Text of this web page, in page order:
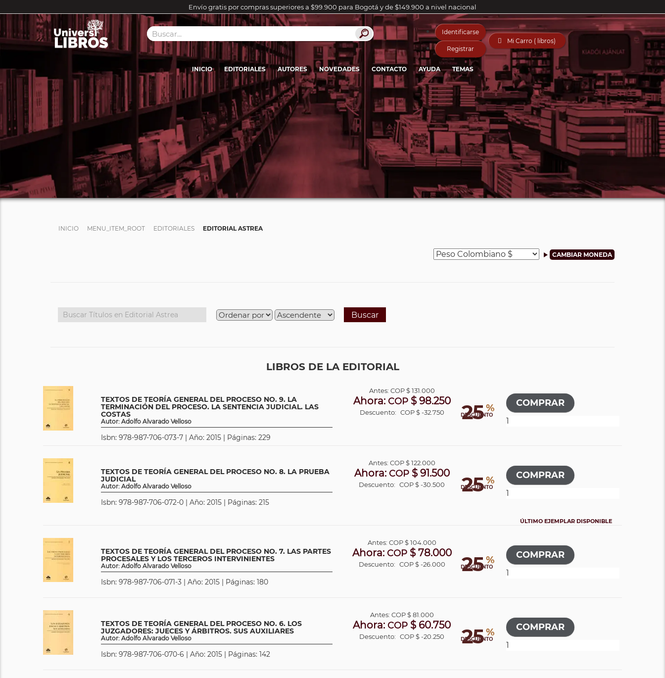
Envío gratis por compras superiores a $99.900 para Bogotá y de $149.900 a nivel nacional
Identificarse
Registrar
 Mi Carro ( libros)
INICIO EDITORIALES AUTORES NOVEDADES CONTACTO AYUDA TEMAS
INICIO MENU_ITEM_ROOT EDITORIALES EDITORIAL ASTREA
Buscar
LIBROS DE LA EDITORIAL
TEXTOS DE TEORÍA GENERAL DEL PROCESO NO. 9. LA
TERMINACIÓN DEL PROCESO. LA SENTENCIA JUDICIAL. LAS
COSTAS
Autor: Adolfo Alvarado Velloso
Isbn: 978-987-706-073-7 | Año: 2015 | Páginas: 229
25 %
DESCUENTO
Antes: COP$ 131.000
Ahora: COP$ 98.250
Descuento: COP $ -32.750
TEXTOS DE TEORÍA GENERAL DEL PROCESO NO. 8. LA PRUEBA
JUDICIAL
Autor: Adolfo Alvarado Velloso
Isbn: 978-987-706-072-0 | Año: 2015 | Páginas: 215
25 %
DESCUENTO
Antes: COP$ 122.000
Ahora: COP$ 91.500
Descuento: COP $ -30.500
ÚLTIMO EJEMPLAR DISPONIBLE
TEXTOS DE TEORÍA GENERAL DEL PROCESO NO. 7. LAS PARTES
PROCESALES Y LOS TERCEROS INTERVINIENTES
Autor: Adolfo Alvarado Velloso
Isbn: 978-987-706-071-3 | Año: 2015 | Páginas: 180
25 %
DESCUENTO
Antes: COP$ 104.000
Ahora: COP$ 78.000
Descuento: COP $ -26.000
TEXTOS DE TEORÍA GENERAL DEL PROCESO NO. 6. LOS
JUZGADORES: JUECES Y ÁRBITROS. SUS AUXILIARES
Autor: Adolfo Alvarado Velloso
Isbn: 978-987-706-070-6 | Año: 2015 | Páginas: 142
25 %
DESCUENTO
Antes: COP$ 81.000
Ahora: COP $ 60.750
Descuento: COP $ -20.250